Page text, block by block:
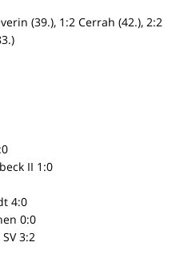
(39.), 1:2 Cerrah (42.), 2:2
II 1:0
4:0
0:0
3:2